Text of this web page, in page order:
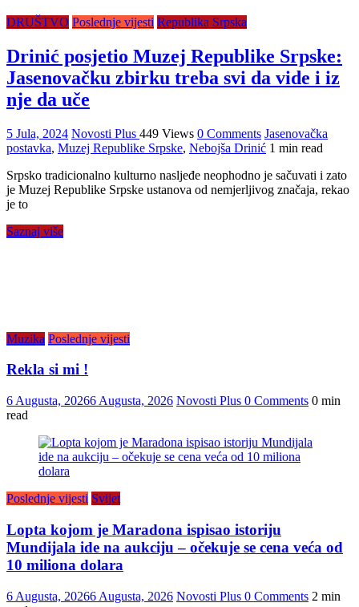
DRUŠTVO Poslednje vijesti Republika Srpska
Drinić posjetio Muzej Republike Srpske:
Jasenovačku zbirku treba svi da vide i iz
nje da uče
5 Jula, 2024 Novosti Plus 449 Views 0 Comments Jasenovačka
postavka, Muzej Republike Srpske, Nebojša Drinić 1 min read
Srpsko tradicionalno kulturno nasljeđe neophodno je sačuvati i zato
je Muzej Republike Srpske ustanova od nemjerljivog značaja, rekao
je to
Saznaj više
Muzika Poslednje vijesti
Rekla si mi !
6 Augusta, 20266 Augusta, 2026 Novosti Plus 0 Comments 0 min
read
Poslednje vijesti Svijet
Lopta kojom je Maradona ispisao istoriju
Mundijala ide na aukciju – očekuje se cena veća od
10 miliona dolara
6 Augusta, 20266 Augusta, 2026 Novosti Plus 0 Comments 2 min